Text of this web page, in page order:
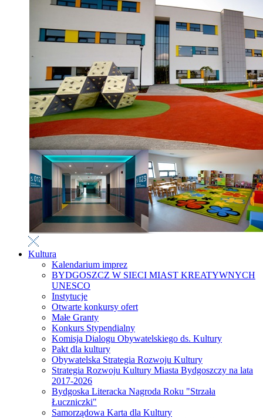
Kultura
Kalendarium imprez
BYDGOSZCZ W SIECI MIAST KREATYWNYCH
UNESCO
Instytucje
Otwarte konkursy ofert
Małe Granty
Konkurs Stypendialny
Komisja Dialogu Obywatelskiego ds. Kultury
Pakt dla kultury
Obywatelska Strategia Rozwoju Kultury
Strategia Rozwoju Kultury Miasta Bydgoszczy na lata
2017-2026
Bydgoska Literacka Nagroda Roku "Strzała
Łuczniczki"
Samorządowa Karta dla Kultury